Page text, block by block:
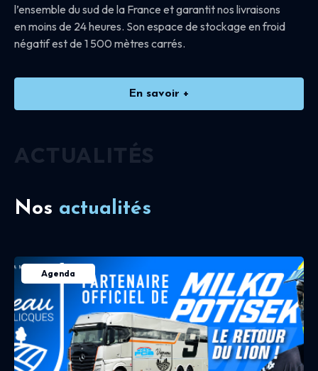
l’ensemble du sud de la France et garantit nos livraisons
en moins de 24 heures. Son espace de stockage en froid
négatif est de 1 500 mètres carrés.
En savoir +
ACTUALITÉS
Nos actualités
Agenda